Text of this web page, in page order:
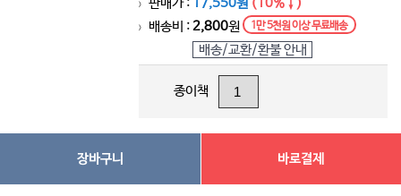
> 판매가 : 17,550원 (10%↓)
> 배송비 :2,800원 1만 5천원 이상 무료배송
배송/교환/환불 안내
종이책
장바구니 바로결제